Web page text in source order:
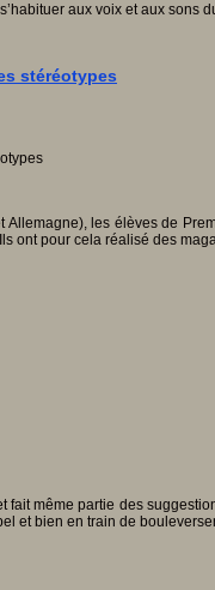
aux voix et aux sons
stéréotypes
les élèves de
pour cela réalisé des
même partie des
et bien en train de